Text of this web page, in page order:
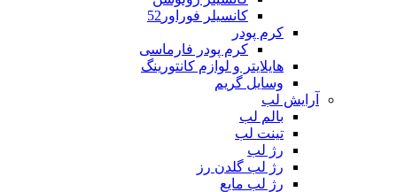
کانسیلر فوراور52
کرم پودر
کرم پودر فارماسی
هایلایتر و لوازم کانتورینگ
وسایل گریم
آرایش لب
بالم لب
تینت لب
رژ لب
رژ لب گلدن رز
رژ لب مایع